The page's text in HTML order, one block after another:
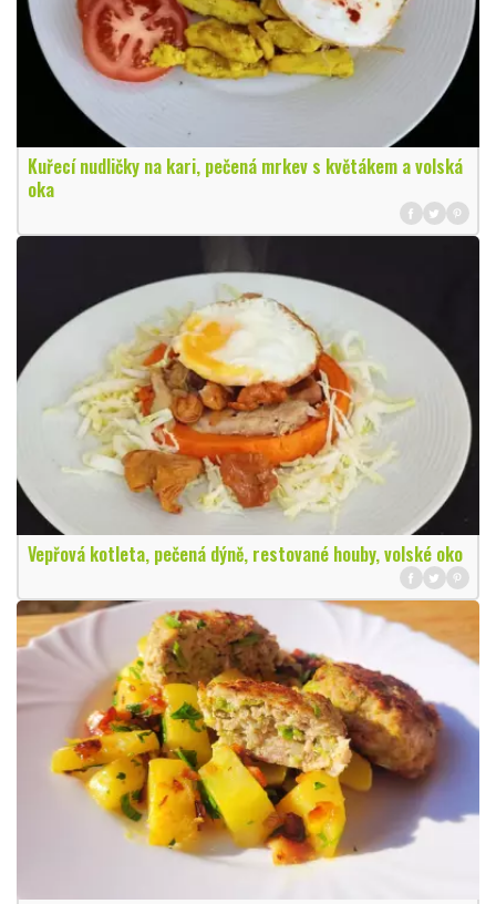
Kuřecí nudličky na kari, pečená mrkev s květákem a volská
oka
Vepřová kotleta, pečená dýně, restované houby, volské oko